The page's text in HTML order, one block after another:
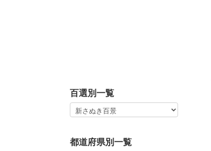
百選別一覧
都道府県別一覧